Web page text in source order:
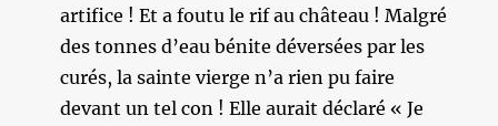
artifice ! Et a foutu le rif au château ! Malgré
des tonnes d’eau bénite déversées par les
curés, la sainte vierge n’a rien pu faire
devant un tel con ! Elle aurait déclaré « Je